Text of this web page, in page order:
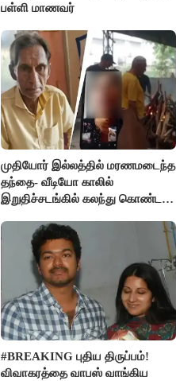
பள்ளி மாணவர்
முதியோர் இல்லத்தில் மரணமடைந்த
தந்தை- வீடியோ காலில்
இறுதிச்சடங்கில் கலந்து கொண்ட
#BREAKING புதிய திருப்பம்!
விவாகரத்தை வாபஸ் வாங்கிய